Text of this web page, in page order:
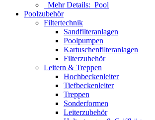
Mehr Details: Pool
Poolzubehör
Filtertechnik
Sandfilteranlagen
Poolpumpen
Kartuschenfilteranlagen
Filterzubehör
Leitern & Treppen
Hochbeckenleiter
Tiefbeckenleiter
Treppen
Sonderformen
Leiterzubehör